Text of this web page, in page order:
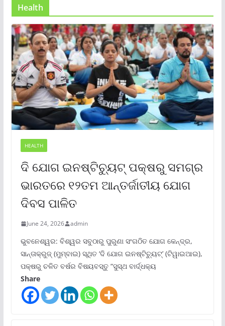
Health
HEALTH
ଦି ଯୋଗ ଇନଷ୍ଟିଚ୍ୟୁଟ୍ ପକ୍ଷରୁ ସମଗ୍ର
ଭାରତରେ ୧୨ତମ ଆନ୍ତର୍ଜାତୀୟ ଯୋଗ
ଦିବସ ପାଳିତ
June 24, 2026 admin
ଭୁବନେଶ୍ୱର: ବିଶ୍ୱର ସବୁଠାରୁ ପୁରୁଣା ସଂଗଠିତ ଯୋଗ କେନ୍ଦ୍ର,
ସାନ୍ତାକ୍ରୁଜ୍ (ମୁମ୍ବାଇ) ସ୍ଥିତ ‘ଦି ଯୋଗ ଇନଷ୍ଟିଚ୍ୟୁଟ୍‌’ (ଟିୱାଇଆଇ),
ପକ୍ଷରୁ ଚଳିତ ବର୍ଷର ବିଷୟବସ୍ତୁ “ସୁସ୍ଥ ବାର୍ଦ୍ଧକ୍ୟ
Share